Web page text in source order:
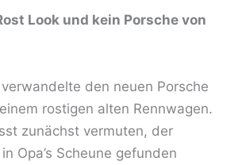
Look und kein Porsche von
den neuen Porsche
rostigen alten Rennwagen.
zunächst vermuten, der
Opa’s Scheune gefunden